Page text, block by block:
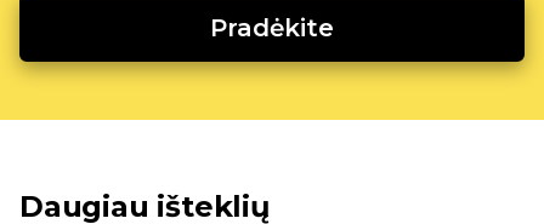
Pradėkite
Daugiau išteklių